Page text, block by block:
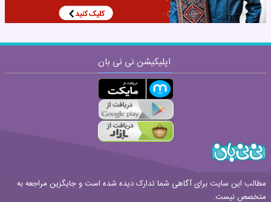
اپلیکیشن نی نی بان
مطالب این سایت برای آگاهی شما تدارک دیده شده است و جایگزین مراجعه به
متخصص نیست.